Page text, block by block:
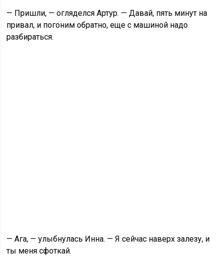
— Пришли, — огляделся Артур. — Давай, пять минут на
привал, и погоним обратно, еще с машиной надо
разбираться.
— Ага, — улыбнулась Инна. — Я сейчас наверх залезу, и
ты меня сфоткай.